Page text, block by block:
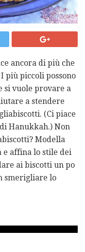
ancora di più che
più piccoli possono
si vuole provare a
a stendere
(Ci piace
Hanukkah.) Non
Modella
affina lo stile dei
ai biscotti un po
smerigliare lo